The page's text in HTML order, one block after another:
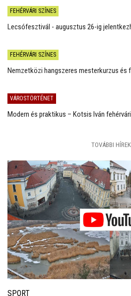
FEHÉRVÁRI SZÍNES
Lecsófesztivál - augusztus 26-ig
FEHÉRVÁRI SZÍNES
Nemzetközi hangszeres mesterkurzus és
VÁROSTÖRTÉNET
Modern és praktikus – Kotsis Iván
TOVÁBBI HÍREK
SPORT